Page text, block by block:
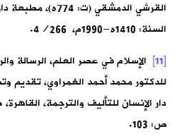
السنة: 1410ه-1990م، 4/266.
[11]
الإسلام في عصر العلم، الرسالة
للدكتور محمد أحمد الغمراوي، تقديم
ص: 103.